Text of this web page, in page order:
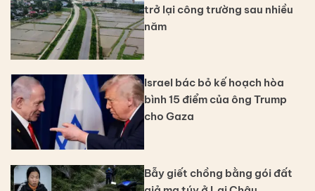
trở lại công trường sau nhiều
năm
Israel bác bỏ kế hoạch hòa
bình 15 điểm của ông Trump
cho Gaza
Bẫy giết chồng bằng gói đất